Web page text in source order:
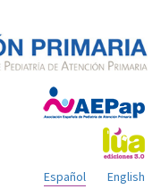
English
Español